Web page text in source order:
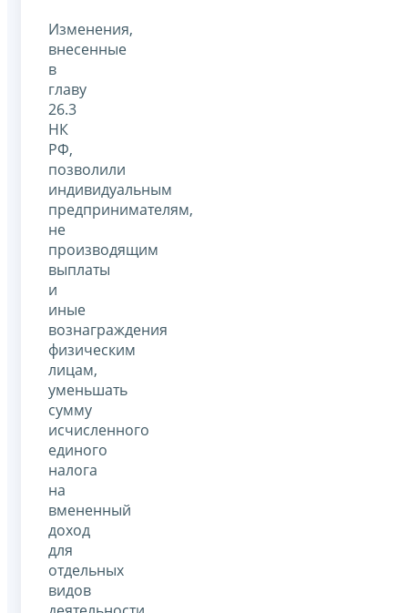
Изменения,
внесенные
в
главу
26.3
НК
РФ,
позволили
индивидуальным
предпринимателям,
не
производящим
выплаты
и
иные
вознаграждения
физическим
лицам,
уменьшать
сумму
исчисленного
единого
налога
на
вмененный
доход
для
отдельных
видов